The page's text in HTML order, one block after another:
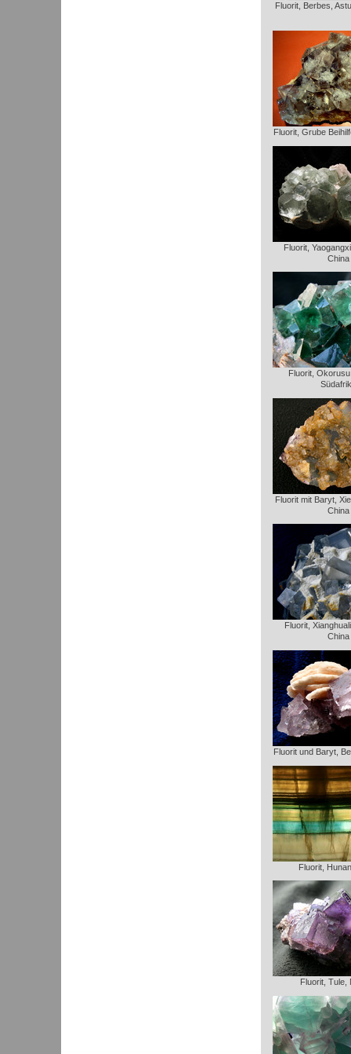
Fluorit, Berbes,
Fluorit, Grube
Fluorit,
China
Fluorit,
Fluorit mit Baryt,
China
Fluorit,
China
Fluorit und Baryt,
Fluorit,
Fluorit, Tule,